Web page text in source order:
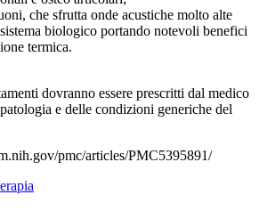
che sfrutta onde acustiche molto alte
biologico portando notevoli benefici
termica.
dovranno essere prescritti dal medico
e delle condizioni generiche del
pmc/articles/PMC5395891/